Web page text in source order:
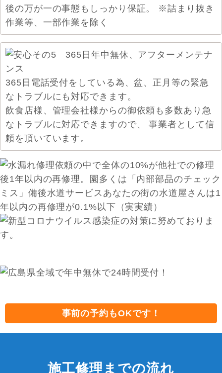
後の万が一の事態もしっかり保証。 ※詰まり抜き
作業等、一部作業を除く
365日電話受付をしている為、盆、正月等の緊急
なトラブルにも対応できます。
飲食店様、管理会社様からの御依頼も多数あり急
なトラブルに対応できますので、 事業者として信
頼を頂いています。
事前の予約もOKです！
施工修理までの流れ